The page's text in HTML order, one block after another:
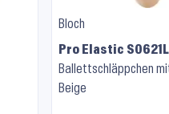
Bloch
Pro Elastic
Ballettschläppchen
Beige